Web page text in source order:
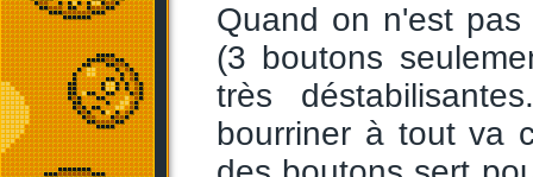
Quand on n'est
(3 boutons
très
bourriner à tout va